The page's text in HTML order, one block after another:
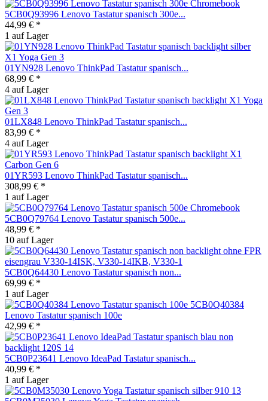
5CB0Q93996 Lenovo Tastatur spanisch 300e...
44,99 € *
1 auf Lager
01YN928 Lenovo ThinkPad Tastatur spanisch...
68,99 € *
4 auf Lager
01LX848 Lenovo ThinkPad Tastatur spanisch...
83,99 € *
4 auf Lager
01YR593 Lenovo ThinkPad Tastatur spanisch...
308,99 € *
1 auf Lager
5CB0Q79764 Lenovo Tastatur spanisch 500e...
48,99 € *
10 auf Lager
5CB0Q64430 Lenovo Tastatur spanisch non...
69,99 € *
1 auf Lager
5CB0Q40384
Lenovo Tastatur spanisch 100e
42,99 € *
5CB0P23641 Lenovo IdeaPad Tastatur spanisch...
40,99 € *
1 auf Lager